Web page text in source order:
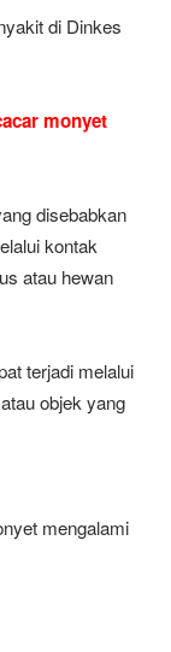
di Dinkes
monyet
disebabkan
kontak
atau hewan
terjadi melalui
objek yang
mengalami